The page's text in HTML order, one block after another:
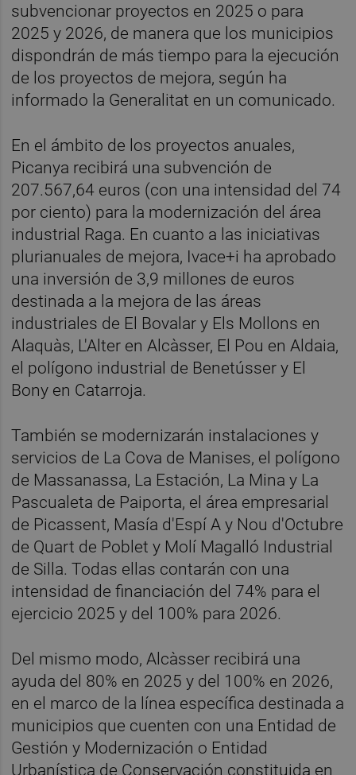
subvencionar proyectos en 2025 o para
2025 y 2026, de manera que los municipios
dispondrán de más tiempo para la ejecución
de los proyectos de mejora, según ha
informado la Generalitat en un comunicado.
En el ámbito de los proyectos anuales,
Picanya recibirá una subvención de
207.567,64 euros (con una intensidad del 74
por ciento) para la modernización del área
industrial Raga. En cuanto a las iniciativas
plurianuales de mejora, Ivace+i ha aprobado
una inversión de 3,9 millones de euros
destinada a la mejora de las áreas
industriales de El Bovalar y Els Mollons en
Alaquàs, L'Alter en Alcàsser, El Pou en Aldaia,
el polígono industrial de Benetússer y El
Bony en Catarroja.
También se modernizarán instalaciones y
servicios de La Cova de Manises, el polígono
de Massanassa, La Estación, La Mina y La
Pascualeta de Paiporta, el área empresarial
de Picassent, Masía d'Espí A y Nou d'Octubre
de Quart de Poblet y Molí Magalló Industrial
de Silla. Todas ellas contarán con una
intensidad de financiación del 74% para el
ejercicio 2025 y del 100% para 2026.
Del mismo modo, Alcàsser recibirá una
ayuda del 80% en 2025 y del 100% en 2026,
en el marco de la línea específica destinada a
municipios que cuenten con una Entidad de
Gestión y Modernización o Entidad
Urbanística de Conservación constituida en